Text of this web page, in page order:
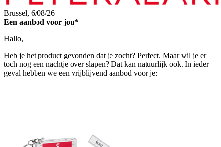
Brussel, 6/08/26
Een aanbod voor jou*
Hallo,
Heb je het product gevonden dat je zocht? Perfect. Maar wil je er
toch nog een nachtje over slapen? Dat kan natuurlijk ook. In ieder
geval hebben we een vrijblijvend aanbod voor je: